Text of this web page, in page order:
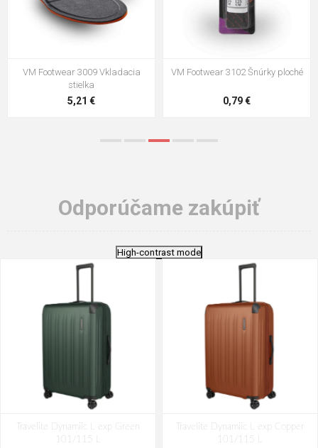
VM Footwear 3100 Šnúrky okrúhle
0,83 €
VM Footwear 3000 Vkladacia
4,41 €
Odporúčame zakúpiť
High-contrast mode
Travelite Dynamiic L exp Green
101/115 L
Travelite Dynamiic L exp Copper
101/115 L